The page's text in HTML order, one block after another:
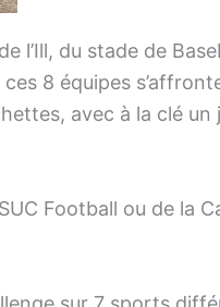
l’Ill, du stade de
8 équipes
avec à la clé un
Football ou de la